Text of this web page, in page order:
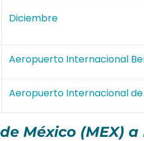
Diciembre
Aeropuerto Internacional
Aeropuerto Internacional
México (MEX)